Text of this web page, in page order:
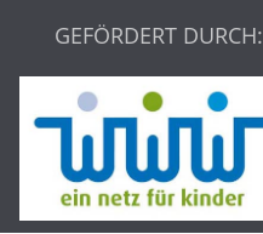
GEFÖRDERT DURCH: